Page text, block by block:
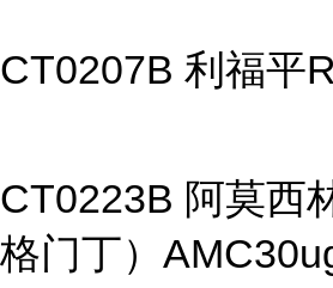
CT0207B 利福平
CT0223B 阿莫西
格门丁）